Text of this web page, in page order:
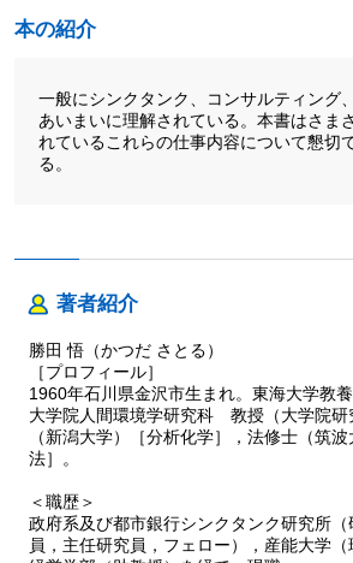
本の紹介
一般にシンクタンク、コンサルティング
あいまいに理解されている。本書はさま
れているこれらの仕事内容について懇切
る。
著者紹介
勝田 悟（かつだ さとる）
［プロフィール］
1960年石川県金沢市生まれ。東海大学教
大学院人間環境学研究科 教授（大学院研
（新潟大学）［分析化学］，法修士（筑
法］。
＜職歴＞
政府系及び都市銀行シンクタンク研究所
員，主任研究員，フェロー），産能大学